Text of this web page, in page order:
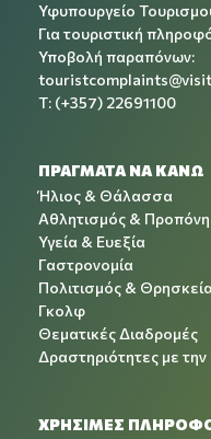
Υφυπουργείο
Για τουριστική
Υποβολή παραπόνων:
T: (+357) 22691100
ΠΡΑΓΜΑΤΑ ΝΑ ΚΑΝΩ
Ήλιος & Θάλασσα
Αθλητισμός &
Υγεία & Ευεξία
Γαστρονομία
Πολιτισμός & Θρησκεία
Γκολφ
Θεματικές Διαδρομές
Δραστηριότητες με την
ΧΡΉΣΙΜΕΣ